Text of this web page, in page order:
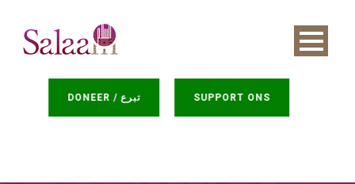
DONEER / تبرع SUPPORT ONS